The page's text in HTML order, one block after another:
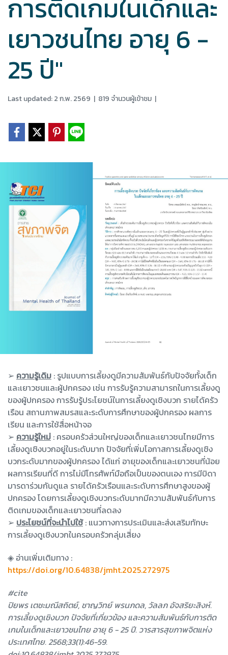
การติดเกมในเด็กและ
เยาวชนไทย อายุ 6 -
25 ปี"
Last updated: 2 ก.พ. 2569 | 819 จำนวนผู้เข้าชม |
➢ ความรู้เดิม : รูปแบบการเลี้ยงดูมีความสัมพันธ์กับปัจจัยทั้งเด็ก
และเยาวชนและผู้ปกครอง เช่น การรับรู้ความสามารถในการเลี้ยงดู
ของผู้ปกครอง การรับรู้ประโยชน์ในการเลี้ยงดูเชิงบวก รายได้ครัว
เรือน สถานภาพสมรสและระดับการศึกษาของผู้ปกครอง ผลการ
เรียน และการใช้สื่อหน้าจอ
➢ ความรู้ใหม่ : ครอบครัวส่วนใหญ่ของเด็กและเยาวชนไทยมีการ
เลี้ยงดูเชิงบวกอยู่ในระดับมาก ปัจจัยที่เพิ่มโอกาสการเลี้ยงดูเชิง
บวกระดับมากของผู้ปกครอง ได้แก่ อายุของเด็กและเยาวชนที่น้อย
ผลการเรียนที่ดี การไม่มีโทรศัพท์มือถือเป็นของตนเอง การมีบิดา
มารดาร่วมกันดูแล รายได้ครัวเรือนและระดับการศึกษาสูงของผู้
ปกครอง โดยการเลี้ยงดูเชิงบวกระดับมากมีความสัมพันธ์กับการ
ติดเกมของเด็กและเยาวชนที่ลดลง
➢ ประโยชน์ที่จะนำไปใช้: แนวทางการประเมินและส่งเสริมทักษะ
การเลี้ยงดูเชิงบวกในครอบครัวกลุ่มเสี่ยง
◈ อ่านเพิ่มเติมทาง :
https://doi.org/10.64838/jmht.2025.272975
#cite
ปิยพร เตชะมณีสถิตย์, ชาญวิทย์ พรนภดล, วัลลภ อัจสริยะสิงห์.
การเลี้ยงดูเชิงบวก ปัจจัยที่เกี่ยวข้อง และความสัมพันธ์กับการติด
เกมในเด็กและเยาวชนไทย อายุ 6 - 25 ปี. วารสารสุขภาพจิตแห่ง
ประเทศไทย. 2568;33(1):46-59.